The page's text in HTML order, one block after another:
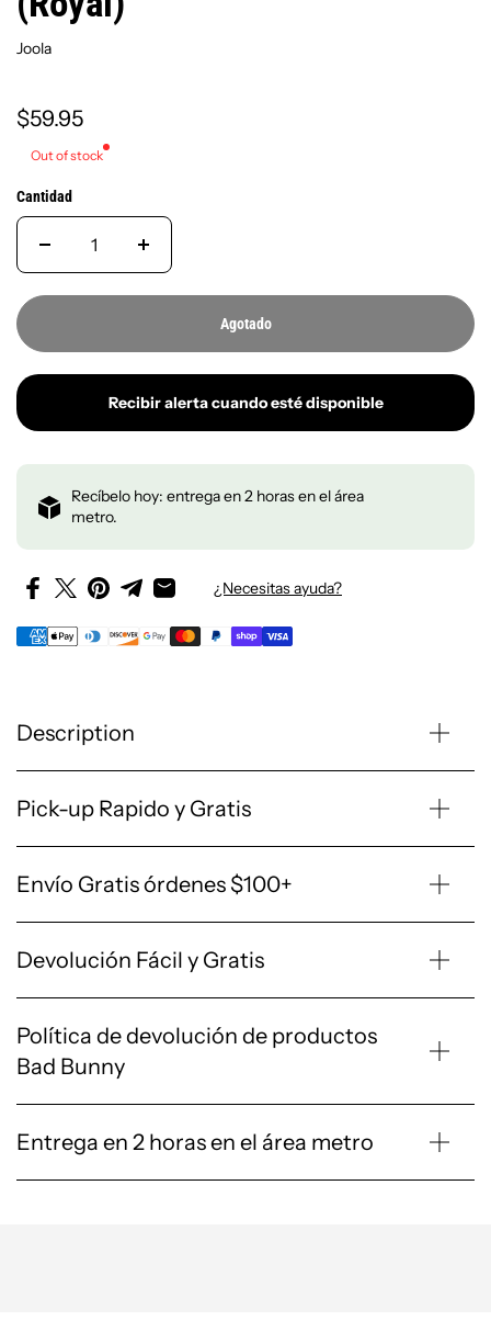
Joola
$59.95
Out of stock
Cantidad
Agotado
Recibir alerta cuando esté disponible
Recíbelo hoy: entrega en 2 horas en el área
metro.
¿Necesitas ayuda?
Description
Pick-up Rapido y Gratis
Envío Gratis órdenes $100+
Devolución Fácil y Gratis
Política de devolución de productos
Bad Bunny
Entrega en 2 horas en el área metro